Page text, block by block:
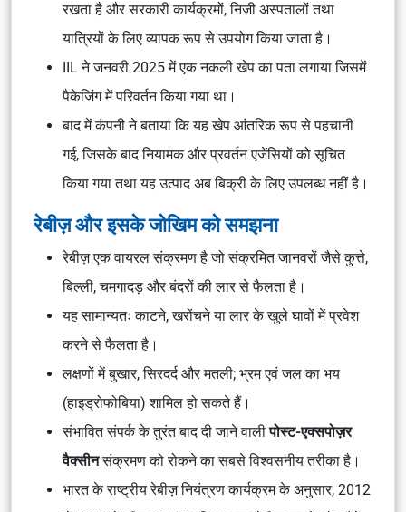
रखता है और सरकारी कार्यक्रमों, निजी अस्पतालों तथा
यात्रियों के लिए व्यापक रूप से उपयोग किया जाता है।
IIL ने जनवरी 2025 में एक नकली खेप का पता लगाया जिसमें
पैकेजिंग में परिवर्तन किया गया था।
बाद में कंपनी ने बताया कि यह खेप आंतरिक रूप से पहचानी
गई, जिसके बाद नियामक और प्रवर्तन एजेंसियों को सूचित
किया गया तथा यह उत्पाद अब बिक्री के लिए उपलब्ध नहीं है।
रेबीज़ और इसके जोखिम को समझना
रेबीज़ एक वायरल संक्रमण है जो संक्रमित जानवरों जैसे कुत्ते,
बिल्ली, चमगादड़ और बंदरों की लार से फैलता है।
यह सामान्यतः काटने, खरोंचने या लार के खुले घावों में प्रवेश
करने से फैलता है।
लक्षणों में बुखार, सिरदर्द और मतली; भ्रम एवं जल का भय
(हाइड्रोफोबिया) शामिल हो सकते हैं।
संभावित संपर्क के तुरंत बाद दी जाने वालीपोस्ट-एक्सपोज़र
वैक्सीनसंक्रमण को रोकने का सबसे विश्वसनीय तरीका है।
भारत के राष्ट्रीय रेबीज़ नियंत्रण कार्यक्रम के अनुसार, 2012